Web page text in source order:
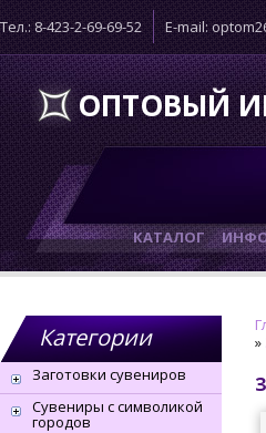
Тел.: 8-423-2-69-69-52 E-mail:
ОПТОВЫЙ
КАТАЛОГ
Категории
Заготовки сувениров
Сувениры с символикой
городов
»